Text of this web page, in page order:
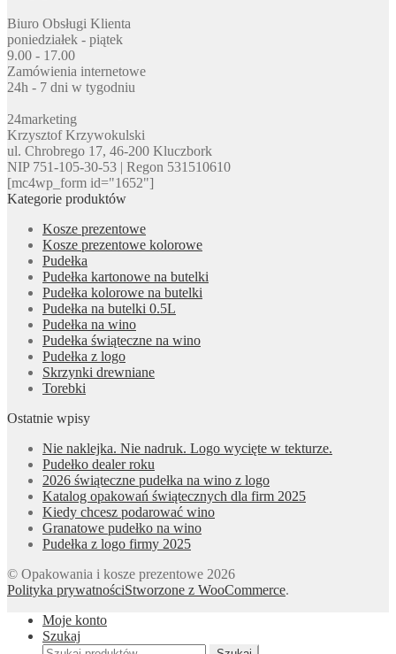
Biuro Obsługi Klienta
poniedziałek - piątek
9.00 - 17.00
Zamówienia internetowe
24h - 7 dni w tygodniu
24marketing
Krzysztof Krzywokulski
ul. Chrobrego 17, 46-200 Kluczbork
NIP 751-105-30-53 | Regon 531510610
[mc4wp_form id="1652"]
Kategorie produktów
Kosze prezentowe
Kosze prezentowe kolorowe
Pudełka
Pudełka kartonowe na butelki
Pudełka kolorowe na butelki
Pudełka na butelki 0.5L
Pudełka na wino
Pudełka świąteczne na wino
Pudełka z logo
Skrzynki drewniane
Torebki
Ostatnie wpisy
Nie naklejka. Nie nadruk. Logo wycięte w tekturze.
Pudełko dealer roku
2026 świąteczne pudełka na wino z logo
Katalog opakowań świątecznych dla firm 2025
Kiedy chcesz podarować wino
Granatowe pudełko na wino
Pudełka z logo firmy 2025
© Opakowania i kosze prezentowe 2026
Polityka prywatnościStworzone z WooCommerce.
Moje konto
Szukaj
Szukaj: